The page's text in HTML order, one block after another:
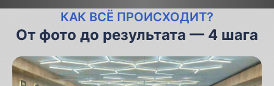
КАК ВСЁ ПРОИСХОДИТ?
От фото до результата — 4 шага